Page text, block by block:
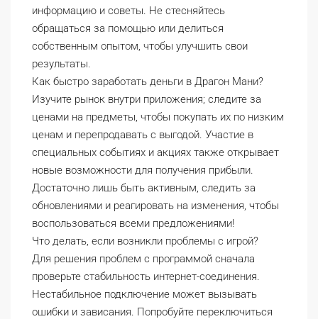
информацию и советы. Не стесняйтесь
обращаться за помощью или делиться
собственным опытом, чтобы улучшить свои
результаты.
Как быстро заработать деньги в Драгон Мани?
Изучите рынок внутри приложения; следите за
ценами на предметы, чтобы покупать их по низким
ценам и перепродавать с выгодой. Участие в
специальных событиях и акциях также открывает
новые возможности для получения прибыли.
Достаточно лишь быть активным, следить за
обновлениями и реагировать на изменения, чтобы
воспользоваться всеми предложениями!
Что делать, если возникли проблемы с игрой?
Для решения проблем с программой сначала
проверьте стабильность интернет-соединения.
Нестабильное подключение может вызывать
ошибки и зависания. Попробуйте переключиться